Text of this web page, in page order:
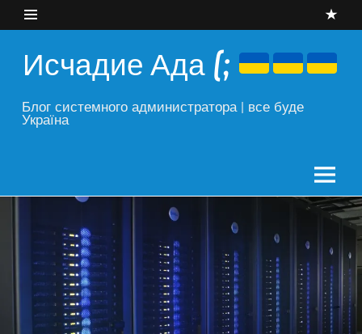
content
Исчадие Ада (;
Блог системного администратора | все буде
Україна